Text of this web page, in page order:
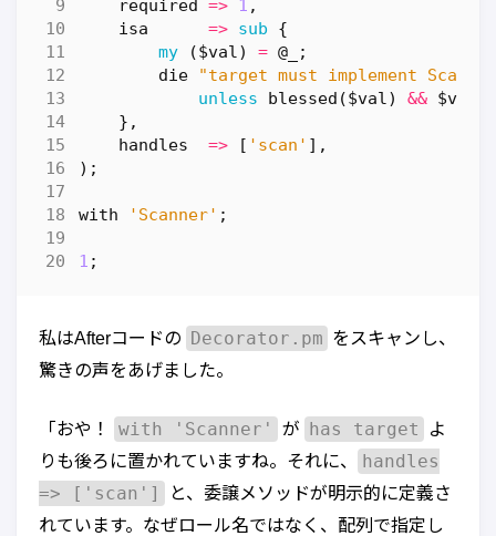
required => 1 ,
isa
=> sub
{
my
($val) = @_
;
die
"target must implement
unless
blessed ($val) && $val
},
handles
=> [ 'scan' ],
);
with 'Scanner' ;
1 ;
私はAfterコードの Decorator.pm をスキャンし、
驚きの声をあげました。
「おや！ with 'Scanner' が has target
よ
りも後ろに置かれていますね。それに、
handles
=> ['scan']
と、委譲メソッドが明示的に定義さ
れています。なぜロール名ではなく、配列で指定し